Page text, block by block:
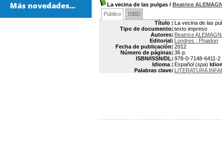
La vecina de las pulgas / Beatrice
Público
ISBD
Título : La vecina de las
Tipo de documento: texto impreso
Autores: Beatrice
Editorial: Londres : Phaidon
Fecha de publicación: 2012
Número de páginas: 36 p.
ISBN/ISSN/DL: 978-0-7148-6411-2
Idioma : Español (spa)
Palabras clave: LITERATURA
Más novedades...